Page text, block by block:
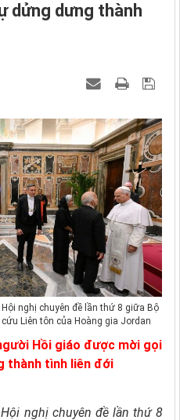
dửng dưng thành
nghị chuyên đề lần thứ 8 giữa Bộ
Liên tôn của Hoàng gia Jordan
Hồi giáo được mời gọi
thành tình liên đới
nghị chuyên đề lần thứ 8